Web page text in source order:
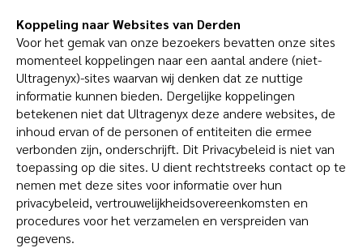
Koppeling naar Websites van Derden
Voor het gemak van onze bezoekers bevatten onze sites
momenteel koppelingen naar een aantal andere (niet-
Ultragenyx)-sites waarvan wij denken dat ze nuttige
informatie kunnen bieden. Dergelijke koppelingen
betekenen niet dat Ultragenyx deze andere websites, de
inhoud ervan of de personen of entiteiten die ermee
verbonden zijn, onderschrijft. Dit Privacybeleid is niet van
toepassing op die sites. U dient rechtstreeks contact op te
nemen met deze sites voor informatie over hun
privacybeleid, vertrouwelijkheidsovereenkomsten en
procedures voor het verzamelen en verspreiden van
gegevens.